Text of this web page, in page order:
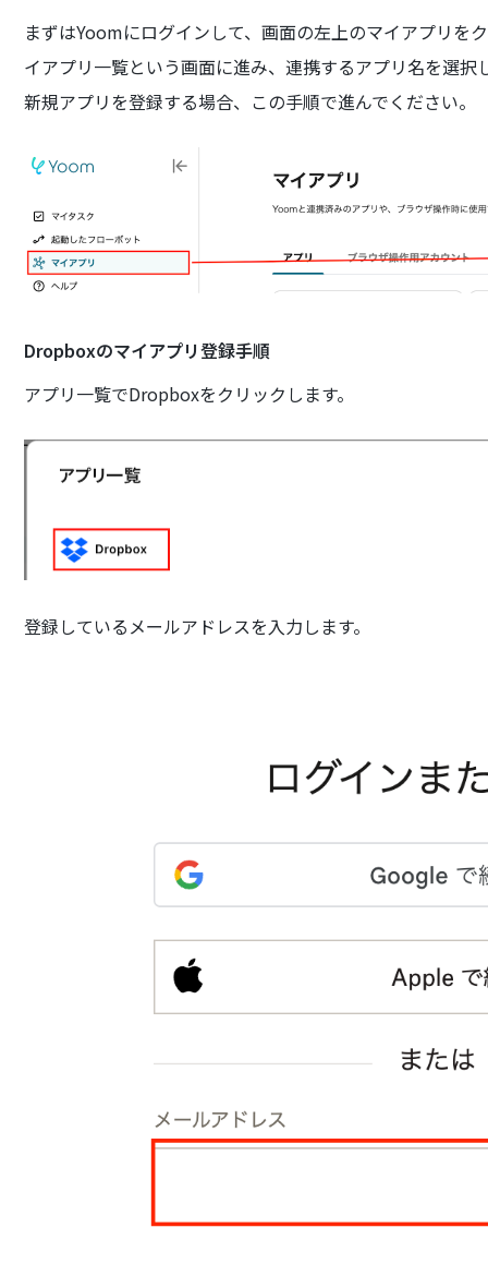
まずはYoomにログインして、画面の左上のマイアプリを
イアプリ一覧という画面に進み、連携するアプリ名を選択
新規アプリを登録する場合、この手順で進んでください。
Dropboxのマイアプリ登録手順
アプリ一覧でDropboxをクリックします。
登録しているメールアドレスを入力します。